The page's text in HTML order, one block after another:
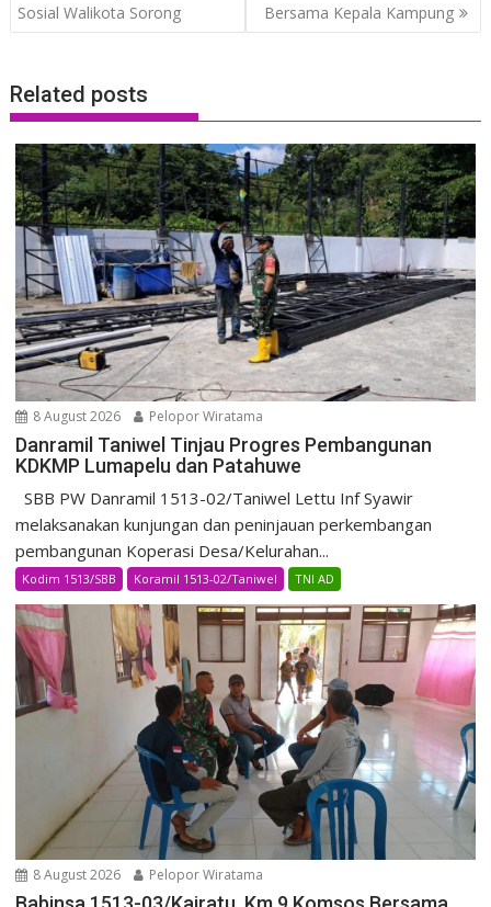
Sosial Walikota Sorong
Bersama Kepala Kampung
Related posts
8 August 2026 Pelopor Wiratama
Danramil Taniwel Tinjau Progres Pembangunan
KDKMP Lumapelu dan Patahuwe
SBB PW Danramil 1513-02/Taniwel Lettu Inf Syawir
melaksanakan kunjungan dan peninjauan perkembangan
pembangunan Koperasi Desa/Kelurahan...
Kodim 1513/SBB Koramil 1513-02/Taniwel TNI AD
8 August 2026 Pelopor Wiratama